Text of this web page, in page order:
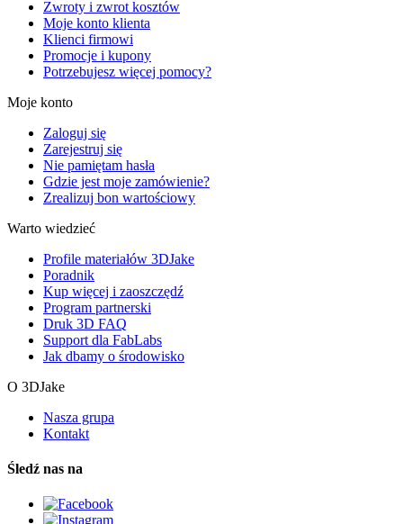
Zwroty i zwrot kosztów
Moje konto klienta
Klienci firmowi
Promocje i kupony
Potrzebujesz więcej pomocy?
Moje konto
Zaloguj się
Zarejestruj się
Nie pamiętam hasła
Gdzie jest moje zamówienie?
Zrealizuj bon wartościowy
Warto wiedzieć
Profile materiałów 3DJake
Poradnik
Kup więcej i zaoszczędź
Program partnerski
Druk 3D FAQ
Support dla FabLabs
Jak dbamy o środowisko
O 3DJake
Nasza grupa
Kontakt
Śledź nas na